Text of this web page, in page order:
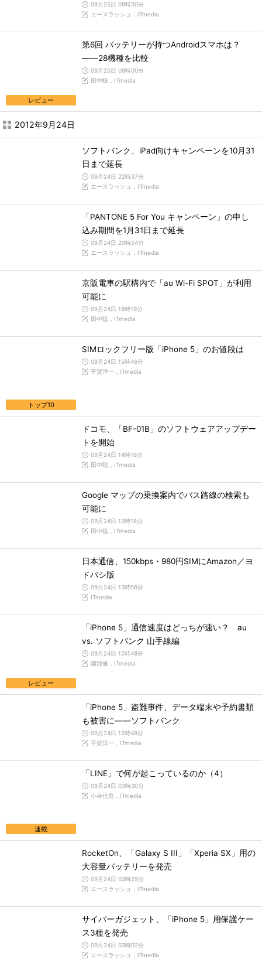
09月25日 09時30分
エースラッシュ，ITmedia
レビュー
第6回 バッテリーが持つAndroidスマホは？
――28機種を比較
09月25日 09時00分
田中聡，ITmedia
2012年9月24日
ソフトバンク、iPad向けキャンペーンを10月31
日まで延長
09月24日 22時37分
エースラッシュ，ITmedia
「PANTONE 5 For You キャンペーン」の申し
込み期間を1月31日まで延長
09月24日 20時54分
エースラッシュ，ITmedia
京阪電車の駅構内で「au Wi-Fi SPOT」が利用
可能に
09月24日 18時19分
田中聡，ITmedia
トップ10
SIMロックフリー版「iPhone 5」のお値段は
09月24日 15時46分
平賀洋一，ITmedia
ドコモ、「BF-01B」のソフトウェアアップデー
トを開始
09月24日 14時16分
田中聡，ITmedia
Google マップの乗換案内でバス路線の検索も
可能に
09月24日 13時18分
田中聡，ITmedia
日本通信、150kbps・980円SIMにAmazon／ヨ
ドバシ版
09月24日 13時06分
ITmedia
レビュー
「iPhone 5」通信速度はどっちが速い？ au
vs. ソフトバンク 山手線編
09月24日 12時48分
園部修，ITmedia
「iPhone 5」盗難事件、データ端末や予約書類
も被害に――ソフトバンク
09月24日 12時48分
平賀洋一，ITmedia
連載
「LINE」で何が起こっているのか（4）
09月24日 03時30分
小寺信良，ITmedia
RocketOn、「Galaxy S III」「Xperia SX」用の
大容量バッテリーを発売
09月24日 03時29分
エースラッシュ，ITmedia
サイバーガジェット、「iPhone 5」用保護ケー
ス3種を発売
09月24日 03時02分
エースラッシュ，ITmedia